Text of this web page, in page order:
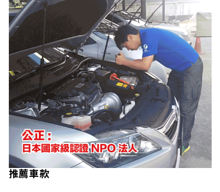
推薦車款